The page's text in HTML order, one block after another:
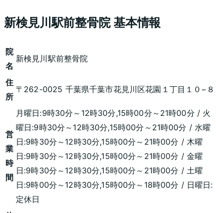
新検見川駅前整骨院基本情報
院
名
新検見川駅前整骨院
住
所
〒262-0025 千葉県千葉市花見川区花園１丁目１０−８
営
業
時
間
月曜日:9時30分～12時30分,15時00分～21時00分 / 火
曜日:9時30分～12時30分,15時00分～21時00分 / 水曜
日:9時30分～12時30分,15時00分～21時00分 / 木曜
日:9時30分～12時30分,15時00分～21時00分 / 金曜
日:9時30分～12時30分,15時00分～21時00分 / 土曜
日:9時00分～12時30分,15時00分～18時00分 / 日曜日:
定休日